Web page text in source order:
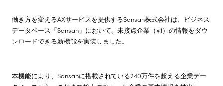
働き方を変えるAXサービスを提供するSansan株式会社は、ビジネス
データベース「Sansan」において、未接点企業（※1）の情報をダウ
ンロードできる新機能を実装しました。
本機能により、Sansanに搭載されている240万件を超える企業デー